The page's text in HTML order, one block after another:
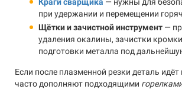
при удержании и перемещении
Щётки и зачистной инструмент —
удаления окалины, зачистки
подготовки металла под
Если после плазменной резки деталь идёт
часто дополняют подходящими